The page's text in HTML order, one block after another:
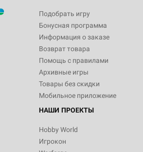
Подобрать игру
Бонусная программа
Информация о заказе
Возврат товара
Помощь с правилами
Архивные игры
Товары без скидки
Мобильное приложение
НАШИ ПРОЕКТЫ
Hobby World
Игрокон